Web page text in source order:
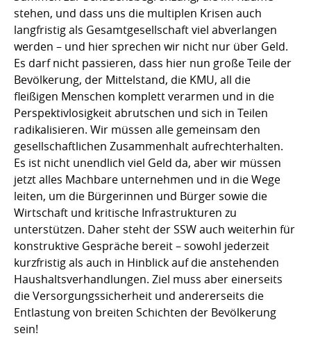
stehen, und dass uns die multiplen Krisen auch
langfristig als Gesamtgesellschaft viel abverlangen
werden – und hier sprechen wir nicht nur über Geld.
Es darf nicht passieren, dass hier nun große Teile der
Bevölkerung, der Mittelstand, die KMU, all die
fleißigen Menschen komplett verarmen und in die
Perspektivlosigkeit abrutschen und sich in Teilen
radikalisieren. Wir müssen alle gemeinsam den
gesellschaftlichen Zusammenhalt aufrechterhalten.
Es ist nicht unendlich viel Geld da, aber wir müssen
jetzt alles Machbare unternehmen und in die Wege
leiten, um die Bürgerinnen und Bürger sowie die
Wirtschaft und kritische Infrastrukturen zu
unterstützen. Daher steht der SSW auch weiterhin für
konstruktive Gespräche bereit – sowohl jederzeit
kurzfristig als auch in Hinblick auf die anstehenden
Haushaltsverhandlungen. Ziel muss aber einerseits
die Versorgungssicherheit und andererseits die
Entlastung von breiten Schichten der Bevölkerung
sein!